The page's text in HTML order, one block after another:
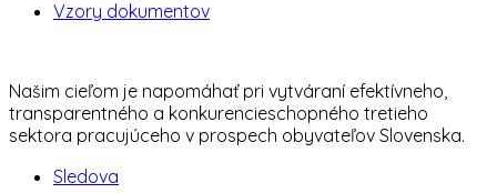
Vzory dokumentov
Našim cieľom je napomáhať pri vytváraní efektívneho,
transparentného a konkurencieschopného tretieho
sektora pracujúceho v prospech obyvateľov Slovenska.
Sledova